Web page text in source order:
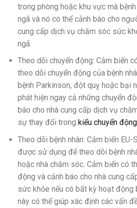
trong phòng hoặc khu vực mà
ngã và nó có thể cảnh báo cho
cung cấp dịch vụ chăm sóc sức
ngã.
Theo dõi chuyển động: Cảm biến
theo dõi chuyển động của bệnh
bệnh Parkinson, đột quỵ hoặc bại
phát hiện ngay cả những chuyển
báo cho nhà cung cấp dịch vụ
sự thay đổi trong kiểu chuyển động
Theo dõi bệnh nhân: Cảm biến EU-
được sử dụng để theo dõi bệnh
hoặc nhà chăm sóc. Cảm biến có
động và cảnh báo cho nhà cung
sức khỏe nếu có bất kỳ hoạt động
này có thể giúp xác định các vấn